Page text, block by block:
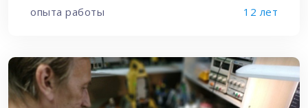
опыта работы 12 лет